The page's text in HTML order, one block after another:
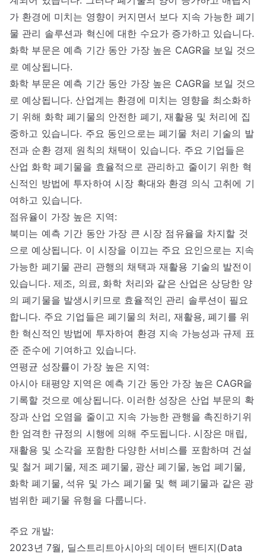
가 환경에 미치는 영향이 커지면서 보다 지속 가능한 폐기
물 관리 솔루션과 혁신에 대한 수요가 증가하고 있습니다.
화학 부문은 예측 기간 동안 가장 높은 CAGR을 보일 것으
로 예상됩니다.
화학 부문은 예측 기간 동안 가장 높은 CAGR을 보일 것으
로 예상됩니다. 산업계는 환경에 미치는 영향을 최소화하
기 위해 화학 폐기물의 안전한 폐기, 재활용 및 처리에 집
중하고 있습니다. 주요 동인으로는 폐기물 처리 기술의 발
전과 순환 경제 원칙의 채택이 있습니다. 주요 기업들은
산업 화학 폐기물을 효율적으로 관리하고 줄이기 위한 혁
신적인 방법에 투자하여 시장 확대와 환경 의식 고취에 기
여하고 있습니다.
점유율이 가장 높은 지역:
북미는 예측 기간 동안 가장 큰 시장 점유율을 차지할 것
으로 예상됩니다. 이 시장을 이끄는 주요 요인으로는 지속
가능한 폐기물 관리 관행의 채택과 재활용 기술의 발전이
있습니다. 제조, 의료, 화학 처리와 같은 산업은 상당한 양
의 폐기물을 발생시키므로 효율적인 관리 솔루션이 필요
합니다. 주요 기업들은 폐기물의 처리, 재활용, 폐기를 위
한 혁신적인 방법에 투자하여 환경 지속 가능성과 규제 표
준 준수에 기여하고 있습니다.
연평균 성장률이 가장 높은 지역:
아시아 태평양 지역은 예측 기간 동안 가장 높은 CAGR을
기록할 것으로 예상됩니다. 이러한 성장은 산업 부문의 확
장과 산업 오염을 줄이고 지속 가능한 관행을 촉진하기위
한 엄격한 규정의 시행에 의해 주도됩니다. 시장은 매립,
재활용 및 소각을 포함한 다양한 서비스를 포함하며 건설
및 철거 폐기물, 제조 폐기물, 광산 폐기물, 농업 폐기물,
화학 폐기물, 석유 및 가스 폐기물 및 핵 폐기물과 같은 광
범위한 폐기물 유형을 다룹니다.
주요 개발:
2023년 7월, 딜스트리트아시아의 데이터 밴티지(Data